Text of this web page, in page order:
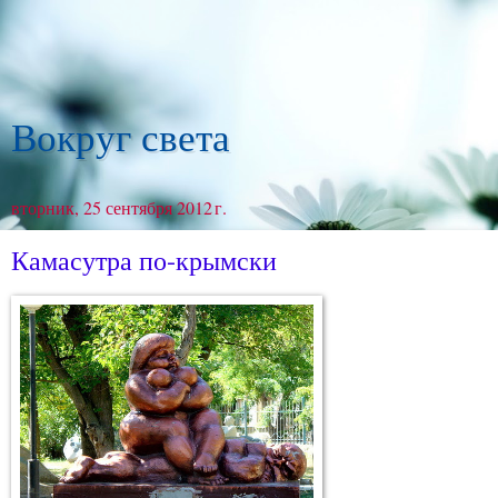
Вокруг света
вторник, 25 сентября 2012 г.
Камасутра по-крымски